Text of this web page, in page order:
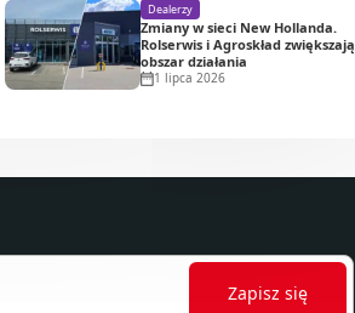
Dealerzy
Zmiany w sieci New Hollanda.
Rolserwis i Agroskład zwiększają
obszar działania
1 lipca 2026